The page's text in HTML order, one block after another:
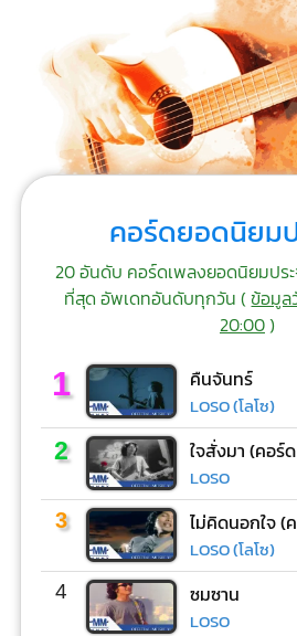
คอร์ดยอดนิยมป
20 อันดับ คอร์ดเพลงยอดนิยมปร
ที่สุด อัพเดทอันดับทุกวัน (ข้อมู
20:00)
1 คืนจันทร์
LOSO (โลโซ)
2 ใจสั่งมา (คอร์
LOSO
3 ไม่คิดนอกใจ (
LOSO (โลโซ)
4 ซมซาน
LOSO